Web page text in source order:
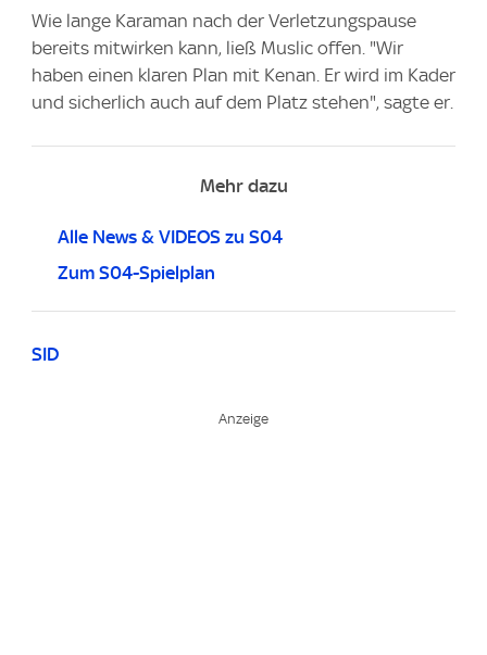
Wie lange Karaman nach der Verletzungspause
bereits mitwirken kann, ließ Muslic offen. "Wir
haben einen klaren Plan mit Kenan. Er wird im Kader
und sicherlich auch auf dem Platz stehen", sagte er.
Mehr dazu
Alle News & VIDEOS zu S04
Zum S04-Spielplan
SID